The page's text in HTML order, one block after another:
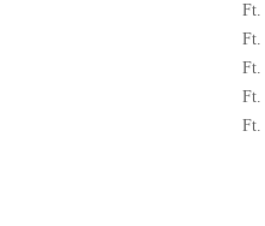
Ft.
Ft.
Ft.
Ft.
Ft.